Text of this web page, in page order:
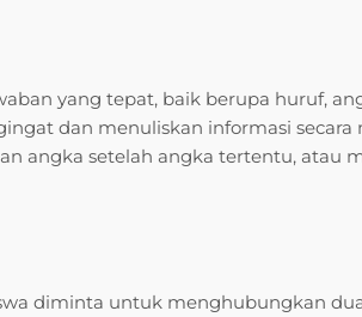
yang tepat, baik berupa huruf,
dan menuliskan informasi secara
angka setelah angka tertentu, atau
diminta untuk menghubungkan